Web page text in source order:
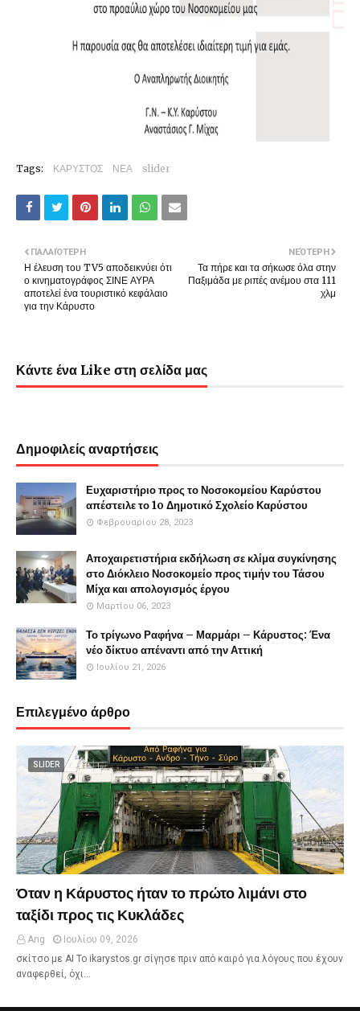
Tags: ΚΑΡΥΣΤΟΣ ΝΕΑ slider
ΝΕΌΤΕΡΗ
Τα πήρε και τα σήκωσε όλα στην
Παξιμάδα με ριπές ανέμου στα 111
χλμ
ΠΑΛΑΙΌΤΕΡΗ
Η έλευση του TV5 αποδεικνύει ότι
ο κινηματογράφος ΣΙΝΕ ΑΥΡΑ
αποτελεί ένα τουριστικό κεφάλαιο
για την Κάρυστο
Κάντε ένα Like στη σελίδα μας
Δημοφιλείς αναρτήσεις
Ευχαριστήριο προς το Νοσοκομείου Καρύστου
απέστειλε το 1o Δημοτικό Σχολείο Καρύστου
Φεβρουαρίου 28, 2023
Αποχαιρετιστήρια εκδήλωση σε κλίμα συγκίνησης
στο Διόκλειο Νοσοκομείο προς τιμήν του Τάσου
Μίχα και απολογισμός έργου
Μαρτίου 06, 2023
Το τρίγωνο Ραφήνα – Μαρμάρι – Κάρυστος: Ένα
νέο δίκτυο απέναντι από την Αττική
Ιουλίου 21, 2026
Επιλεγμένο άρθρο
SLIDER
Όταν η Κάρυστος ήταν το πρώτο λιμάνι στο
ταξίδι προς τις Κυκλάδες
Ang
Ιουλίου 09, 2026
σκίτσο με ΑΙ Το ikarystos.gr σίγησε πριν από καιρό για λόγους που έχουν
αναφερθεί, όχι…